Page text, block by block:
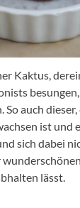
Kaktus,
auch
ist und
sich dabei
lässt.